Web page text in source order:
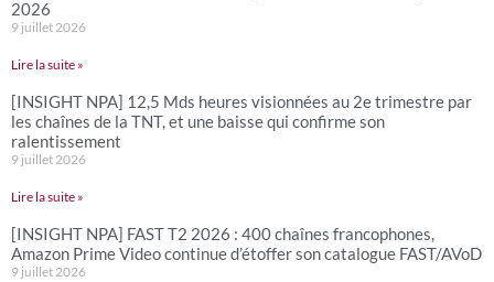
2026
9 juillet 2026
Lire la suite »
[INSIGHT NPA] 12,5 Mds heures visionnées au 2e trimestre par
les chaînes de la TNT, et une baisse qui confirme son
ralentissement
9 juillet 2026
Lire la suite »
[INSIGHT NPA] FAST T2 2026 : 400 chaînes francophones,
Amazon Prime Video continue d’étoffer son catalogue FAST/AVoD
9 juillet 2026